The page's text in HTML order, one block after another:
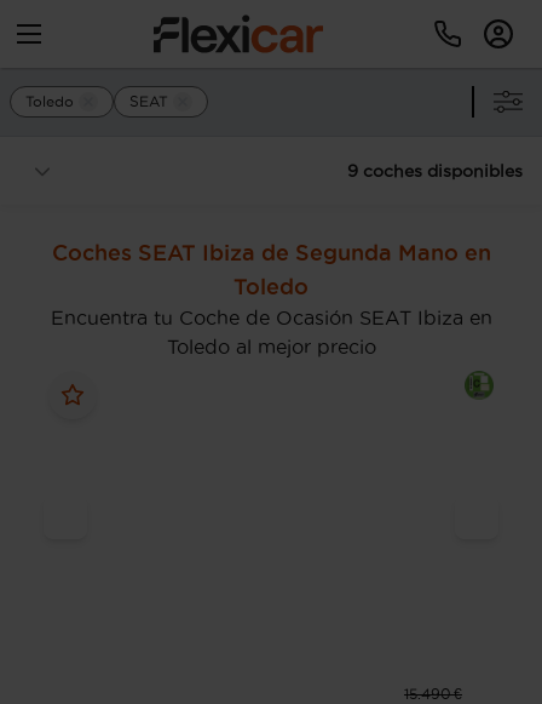
Toledo SEAT
9 coches disponibles
Coches SEAT Ibiza de Segunda Mano en
Toledo
Encuentra tu Coche de Ocasión SEAT Ibiza en
Toledo al mejor precio
15.490 €